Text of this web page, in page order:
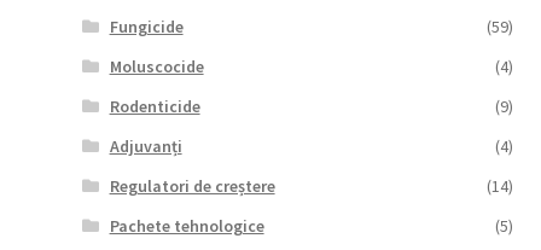
Fungicide
(59)
Moluscocide
(4)
Rodenticide
(9)
Adjuvanți
(4)
Regulatori de creștere
(14)
Pachete tehnologice
(5)